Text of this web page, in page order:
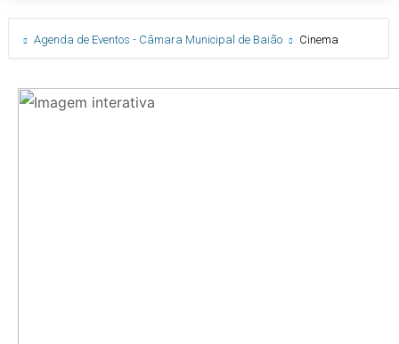
Agenda de Eventos - Câmara Municipal de Baião Cinema